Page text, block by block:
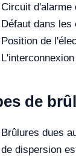
Circuit d'alarme
Défaut dans les
Position de
de
Brûlures dues
de dispersion